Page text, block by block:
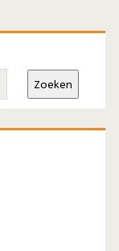
Zoeken